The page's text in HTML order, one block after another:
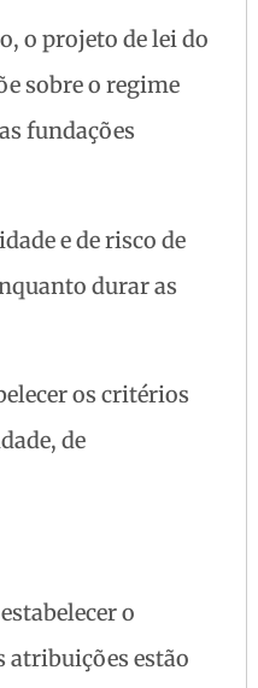
o projeto de lei do
sobre o regime
fundações
e de risco de
durar as
os critérios
de
o
atribuições estão